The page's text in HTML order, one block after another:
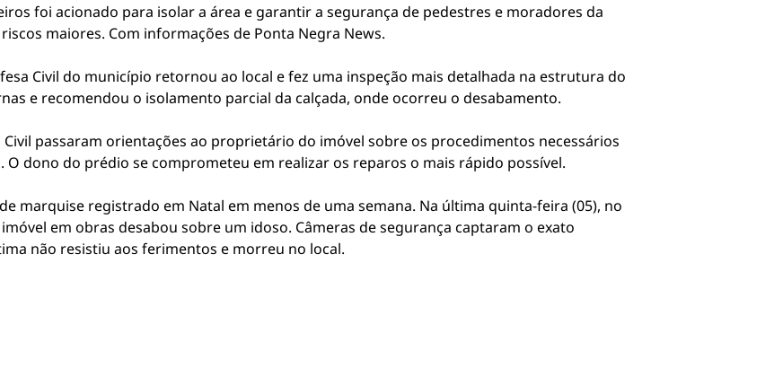
foi acionado para isolar a área e garantir a segurança de pedestres e moradores da
maiores. Com informações de Ponta Negra News.
Civil do município retornou ao local e fez uma inspeção mais detalhada na estrutura do
e recomendou o isolamento parcial da calçada, onde ocorreu o desabamento.
passaram orientações ao proprietário do imóvel sobre os procedimentos necessários
dono do prédio se comprometeu em realizar os reparos o mais rápido possível.
marquise registrado em Natal em menos de uma semana. Na última quinta-feira (05), no
em obras desabou sobre um idoso. Câmeras de segurança captaram o exato
não resistiu aos ferimentos e morreu no local.